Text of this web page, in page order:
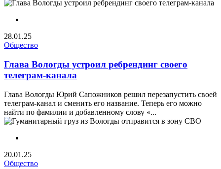
28.01.25
Общество
Глава Вологды устроил ребрендинг своего
телеграм-канала
Глава Вологды Юрий Сапожников решил перезапустить своей
телеграм-канал и сменить его название. Теперь его можно
найти по фамилии и добавленному слову «...
20.01.25
Общество